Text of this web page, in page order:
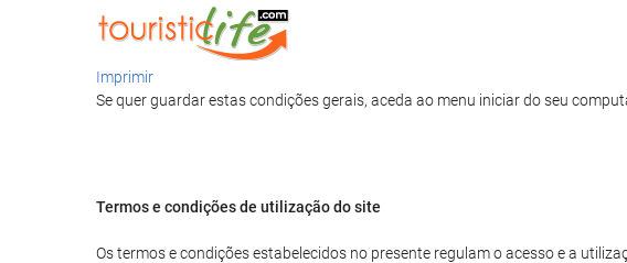
Imprimir
Se quer guardar estas condições gerais, aceda ao menu iniciar do seu
Termos e condições de utilização do site
Os termos e condições estabelecidos no presente regulam o acesso e a